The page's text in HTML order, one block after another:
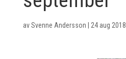
avSvenne Andersson 24 aug 2018